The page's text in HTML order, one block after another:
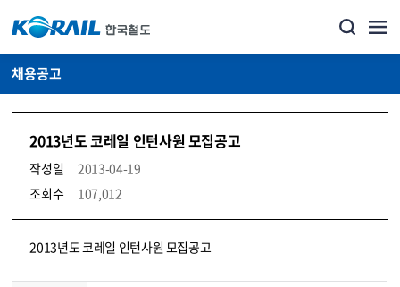
채용공고
2013년도 코레일 인턴사원 모집공고
작성일
2013-04-19
조회수
107,012
코레일소개_경영공시_채용공고 상세보기 – 내용, 파일, 담당자 연락처로 구성
2013년도 코레일 인턴사원 모집공고